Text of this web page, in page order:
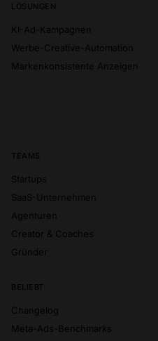
LÖSUNGEN
KI-Ad-Kampagnen
Werbe-Creative-Automation
Markenkonsistente Anzeigen
TEAMS
Startups
SaaS-Unternehmen
Agenturen
Creator & Coaches
Gründer
BELIEBT
Changelog
Meta-Ads-Benchmarks